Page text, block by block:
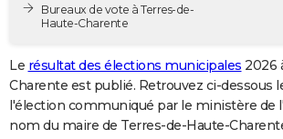
Destinations
City break
Voyage nature
Voyage de noces
Forum
PHOTO
GUIDES D'ACHAT
CARTE DE VOEUX
Bureaux de vote à Terres-de-
Haute-Charente
Le résultat des élections municipales 2026
Charente est publié. Retrouvez ci-dessous
l'élection communiqué par le ministère de
nom du maire de Terres-de-Haute-